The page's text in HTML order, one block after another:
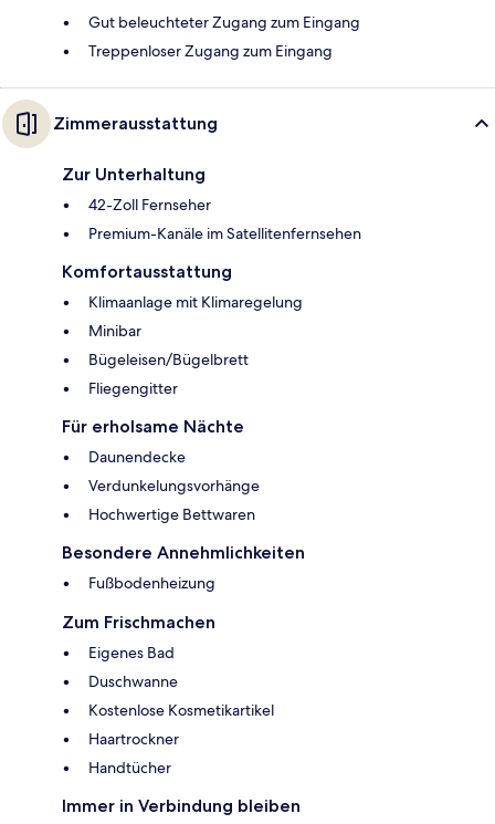
Gut beleuchteter Zugang zum Eingang
Treppenloser Zugang zum Eingang
Zimmerausstattung
Zur Unterhaltung
42-Zoll Fernseher
Premium-Kanäle im Satellitenfernsehen
Komfortausstattung
Klimaanlage mit Klimaregelung
Minibar
Bügeleisen/Bügelbrett
Fliegengitter
Für erholsame Nächte
Daunendecke
Verdunkelungsvorhänge
Hochwertige Bettwaren
Besondere Annehmlichkeiten
Fußbodenheizung
Zum Frischmachen
Eigenes Bad
Duschwanne
Kostenlose Kosmetikartikel
Haartrockner
Handtücher
Immer in Verbindung bleiben